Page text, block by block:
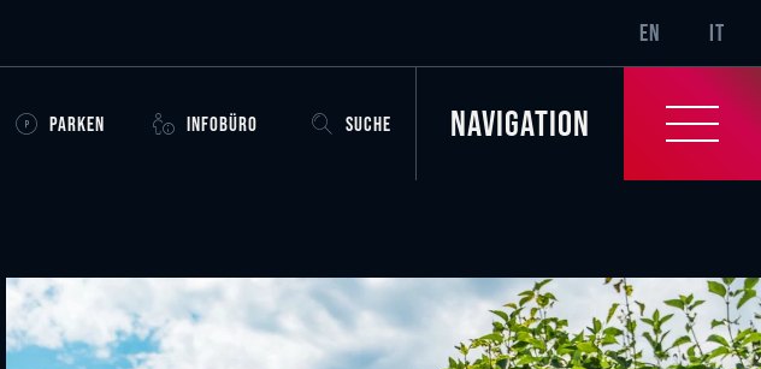
SR-
EN IT
PARKEN INFOBÜRO SUCHE Navigation